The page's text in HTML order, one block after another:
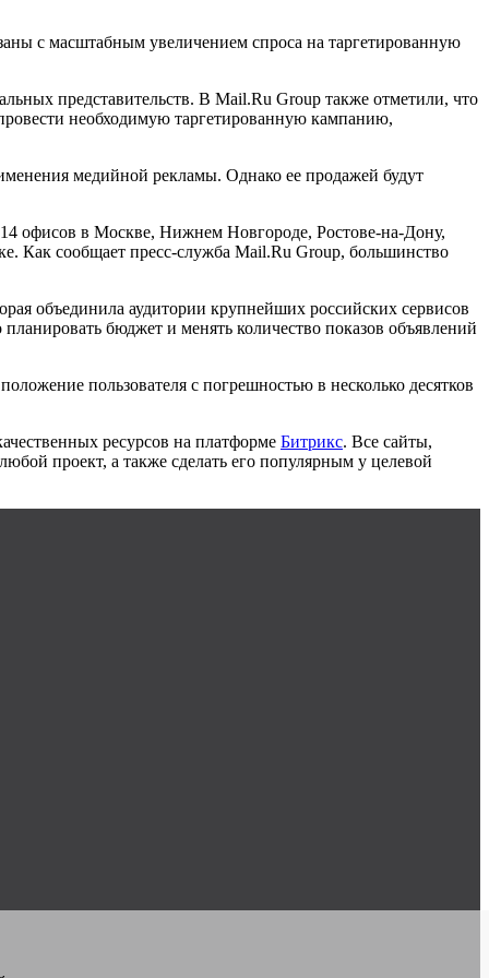
с масштабным увеличением спроса на таргетированную
представительств. В Mail.Ru Group также отметили, что
необходимую таргетированную кампанию,
медийной рекламы. Однако ее продажей будут
14 офисов в Москве, Нижнем Новгороде, Ростове-на-Дону,
Как сообщает пресс-служба Mail.Ru Group, большинство
объединила аудитории крупнейших российских сервисов
бюджет и менять количество показов объявлений
пользователя с погрешностью в несколько десятков
ресурсов на платформе Битрикс. Все сайты,
проект, а также сделать его популярным у целевой